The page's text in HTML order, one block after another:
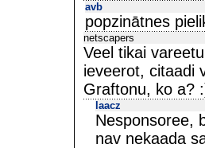
avb
popzinātnes
netscapers
Veel tikai
ieveerot, citaadi
Graftonu, ko a?
laacz
Nesponsoree,
nav nekaada